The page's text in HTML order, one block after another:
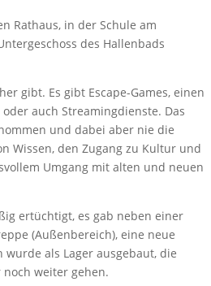
Rathaus, in der Schule am
des Hallenbads
gibt. Es gibt Escape-Games, einen
auch Streamingdienste. Das
und dabei aber nie die
Wissen, den Zugang zu Kultur und
Umgang mit alten und neuen
ertüchtigt, es gab neben einer
(Außenbereich), eine neue
wurde als Lager ausgebaut, die
noch weiter gehen.